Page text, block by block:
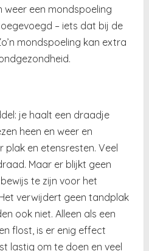
weer een mondspoeling
– iets dat bij de
mondspoeling kan extra
je haalt een draadje
heen en weer en
en etensresten. Veel
Maar er blijkt geen
te zijn voor het
verwijdert geen tandplak
ook niet. Alleen als een
flost, is er enig effect
lastig om te doen en veel